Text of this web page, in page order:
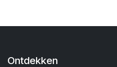
Ontdekken